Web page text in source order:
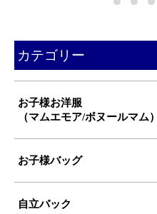
カテゴリー
お子様お洋服
（マムエモア/ボヌールマム）
お子様バッグ
自立バック